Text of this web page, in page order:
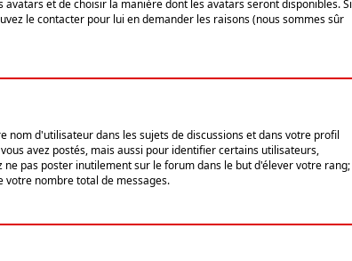
et de choisir la manière dont les avatars seront disponibles. Si
le contacter pour lui en demander les raisons (nous sommes sûr
d'utilisateur dans les sujets de discussions et dans votre profil
avez postés, mais aussi pour identifier certains utilisateurs,
pas poster inutilement sur le forum dans le but d'élever votre rang;
nombre total de messages.